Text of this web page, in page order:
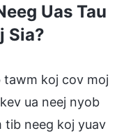
Uas Tau
Sia?
tawm koj cov moj
ua neej nyob
tib neeg koj yuav